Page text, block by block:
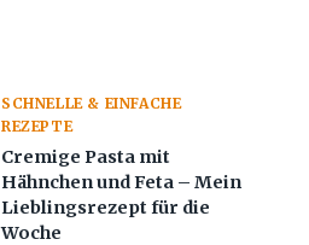
SCHNELLE & EINFACHE
REZEPTE
Cremige Pasta mit
Hähnchen und Feta – Mein
Lieblingsrezept für die
Woche